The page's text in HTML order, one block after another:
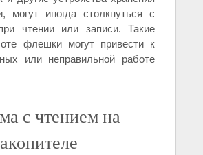
могут иногда столкнуться с
чтении или записи. Такие
флешки могут привести к
или неправильной работе
с чтением на